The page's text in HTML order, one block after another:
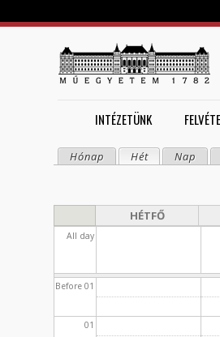
INTÉZETÜNK
ELSŐDLEGES FÜLEK
Hónap Hét (aktív fül)
Nap
HÉTFŐ
All day
Before 01
01